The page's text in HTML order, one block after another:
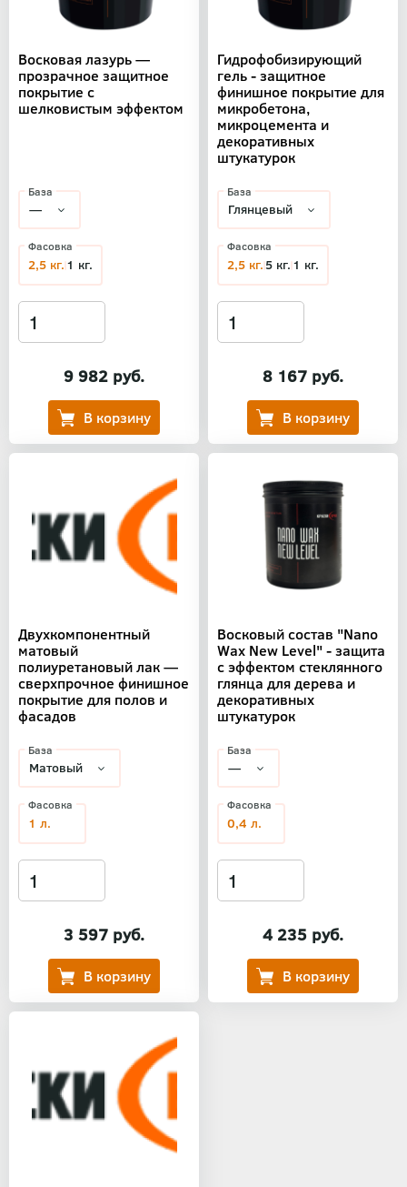
Восковая лазурь —
прозрачное защитное
покрытие с
шелковистым эффектом
9 982 руб.
База
Фасовка
2,5 кг. 1 кг.
Гидрофобизирующий
гель - защитное
финишное покрытие для
микробетона,
микроцемента и
декоративных
штукатурок
8 167 руб.
База
Фасовка
2,5 кг.5 кг. 1 кг.
Двухкомпонентный
матовый
полиуретановый лак —
сверхпрочное финишное
покрытие для полов и
фасадов
3 597 руб.
База
Фасовка
1 л.
Восковый состав "Nano
Wax New Level" - защита
с эффектом стеклянного
глянца для дерева и
декоративных
штукатурок
4 235 руб.
База
Фасовка
0,4 л.